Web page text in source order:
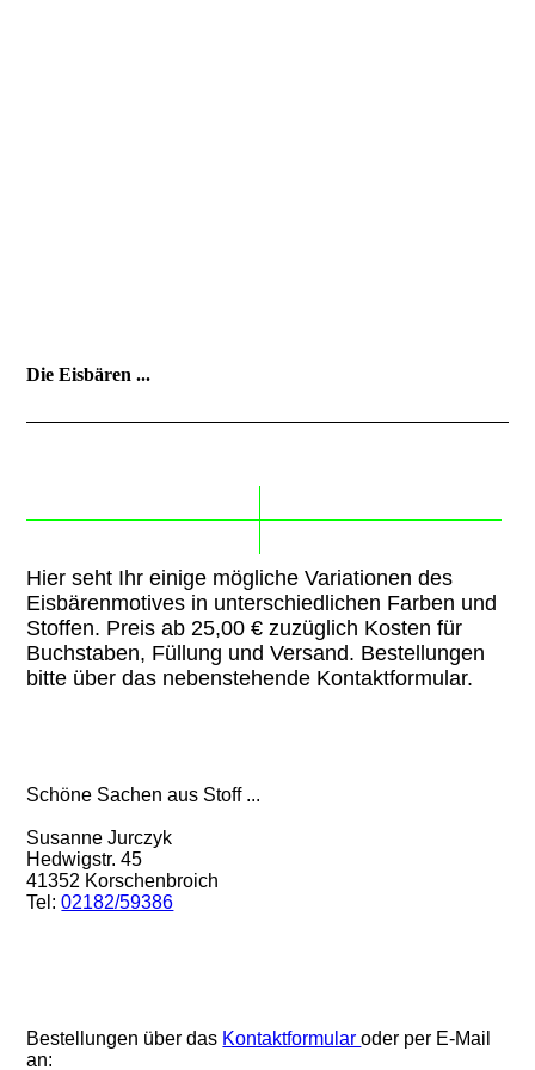
Die Eisbären ...
Hier seht Ihr einige mögliche Variationen des
Eisbärenmotives in unterschiedlichen Farben und
Stoffen. Preis ab 25,00 € zuzüglich Kosten für
Buchstaben, Füllung und Versand. Bestellungen
bitte über das nebenstehende Kontaktformular.
Schöne Sachen aus Stoff ...
Susanne Jurczyk
Hedwigstr. 45
41352 Korschenbroich
Tel:02182/59386
Bestellungen über das Kontaktformularoder per E-Mail
an: